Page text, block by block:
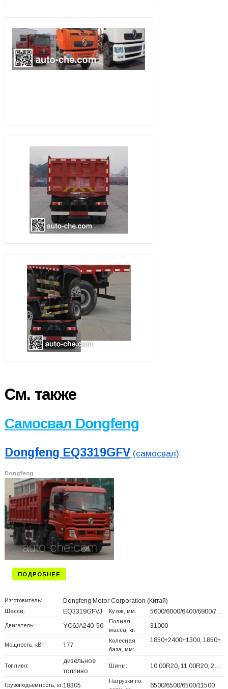
См. также
Самосвал Dongfeng
Dongfeng EQ3319GFV (самосвал)
Dongfeng
ПОДРОБНЕЕ
Изготовитель: Dongfeng Motor Corporation (Китай)
Шасси: EQ3319GFVJ Кузов, мм: 5600/6000/6400/6800/7…
Двигатель: YC6JA240-50
Полная
масса, кг:
31000
Мощность, кВт: 177
Колесная
база, мм:
1850+2400+1300, 1850+
…
Топливо:
дизельное
топливо
Шины: 10.00R20, 11.00R20, 2…
Грузоподъемность, кг:18305
Нагрузки по
6500/6500/6500/11500